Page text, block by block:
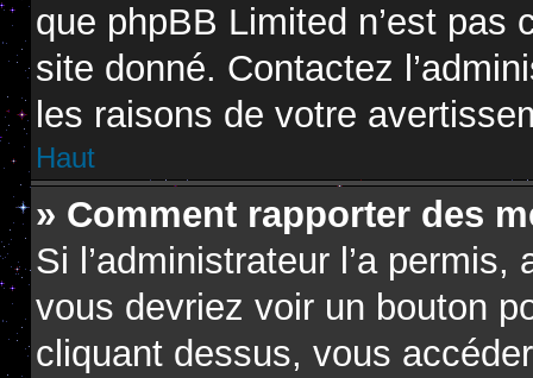
que phpBB Limited n’est pas
site donné. Contactez
les raisons de votre
Haut
» Comment rapporter des
Si l’administrateur l’a
vous devriez voir un bouton
cliquant dessus, vous